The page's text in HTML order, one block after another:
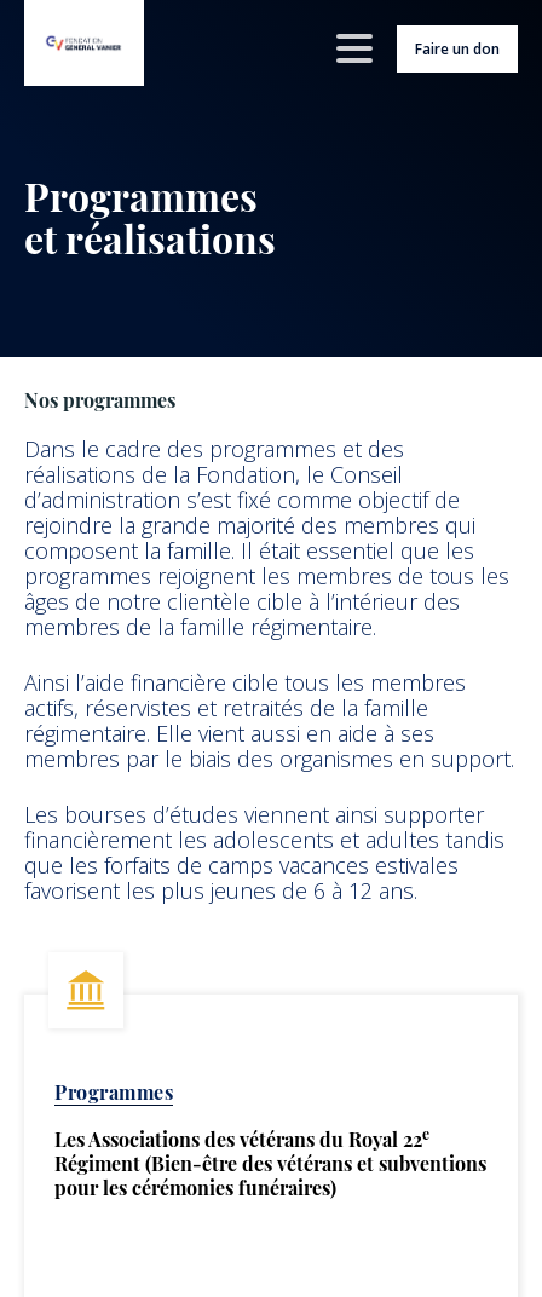
Faire un don
Programmes
et réalisations
Nos programmes
Dans le cadre des programmes et des
réalisations de la Fondation, le Conseil
d’administration s’est fixé comme objectif de
rejoindre la grande majorité des membres qui
composent la famille. Il était essentiel que les
programmes rejoignent les membres de tous les
âges de notre clientèle cible à l’intérieur des
membres de la famille régimentaire.
Ainsi l’aide financière cible tous les membres
actifs, réservistes et retraités de la famille
régimentaire. Elle vient aussi en aide à ses
membres par le biais des organismes en support.
Les bourses d’études viennent ainsi supporter
financièrement les adolescents et adultes tandis
que les forfaits de camps vacances estivales
favorisent les plus jeunes de 6 à 12 ans.
Programmes
Les Associations des vétérans du Royal 22e
Régiment (Bien-être des vétérans et subventions
pour les cérémonies funéraires)